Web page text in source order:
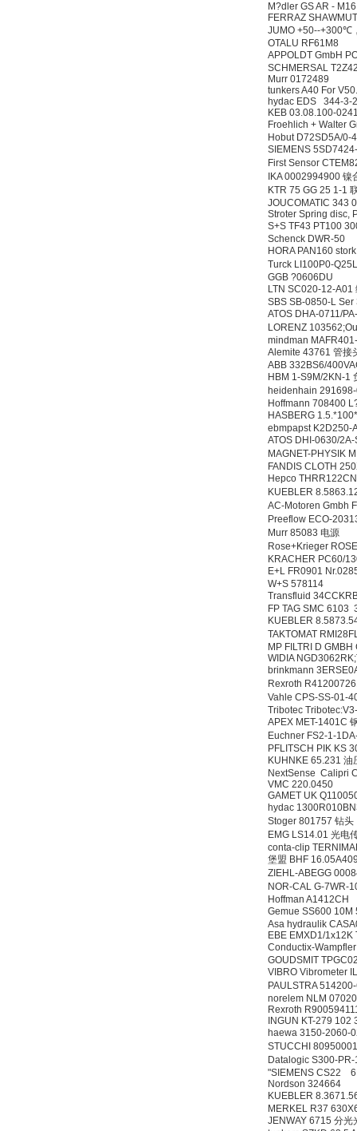
M?dler GS AR -
FERRAZ
JUMO +50--+300℃
OTALU RF61M8
APPOLDT GmbH
SCHMERSAL
Murr 0172489
tunkers A40 For
hydac EDS 344-3-
KEB 03.08.100-
Froehlich + Walter
Hobut D72SD5A/0-
SIEMENS
First Sensor
IKA 0002994900 镍
KTR 75 GG 25 1-1
JOUCOMATIC 343
Stroter Spring disc,
S+S TF43 PT100
Schenck DWR-50
HORA PAN160
Turck LI100P0-
GGB ?0606DU
LTN SC020-12-A01
SBS SB-0850-L
ATOS DHA-0711/
LORENZ
mindman
Alemite 43761 管接
ABB 332BS6/
HBM 1-S9M/2KN-1
heidenhain
Hoffmann 708400
HASBERG
ebmpapst K2D250-
ATOS DHI-0630/
MAGNET-PHYSIK
FANDIS CLOTH
Hepco
KUEBLER
AC-Motoren Gmbh
Preeflow ECO-
Murr 85083 电源
Rose+Krieger
KRACHER PC60/
E+L FR0901
W+S 578114
Transfluid
FP TAG SMC
KUEBLER
TAKTOMAT
MP FILTRI D
WIDIA
brinkmann
Rexroth
Vahle CPS-SS-01-
Tribotec
APEX MET-1401C
Euchner FS2-1-
PFLITSCH PIK KS
KUHNKE 65.231 油
NextSense Calipri
VMC 220.0450
GAMET UK
hydac
Stoger 801757 钻头
EMG LS14.01 光电
conta-clip
堡盟 BHF
ZIEHL-ABEGG
NOR-CAL G-7WR-
Hoffman A1412CH
Gemue SS600 10M
Asa hydraulik
EBE EMXD1/
Conductix-
GOUDSMIT
VIBRO Vibrometer
PAULSTRA
norelem NLM
Rexroth
INGUN KT-279
haewa 3150-2060-
STUCCHI
Datalogic S300-
"SIEMENS CS22
Nordson 324664
KUEBLER
MERKEL R37
JENWAY 6715 分光